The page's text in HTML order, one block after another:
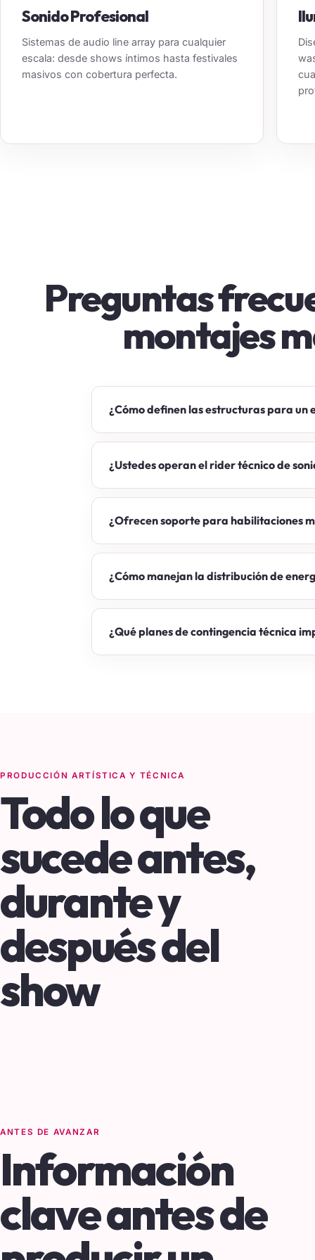
Sonido Profesional
Sistemas de audio line array para cualquier
escala: desde shows íntimos hasta festivales
masivos con cobertura perfecta.
Preguntas
montajes
¿Cómo definen las estructuras para un
¿Ustedes operan el rider técnico de
¿Ofrecen soporte para habilitaciones
¿Cómo manejan la distribución de
¿Qué planes de contingencia técnica
PRODUCCIÓN ARTÍSTICA Y TÉCNICA
Todo lo que
sucede antes,
durante y
después del
show
ANTES DE AVANZAR
Información
clave antes de